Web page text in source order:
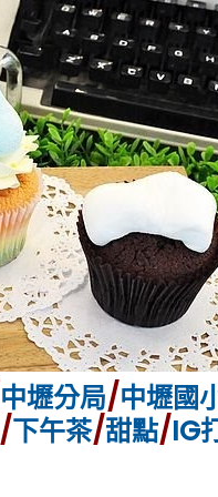
中壢分局/中壢國
/下午茶/甜點/IG